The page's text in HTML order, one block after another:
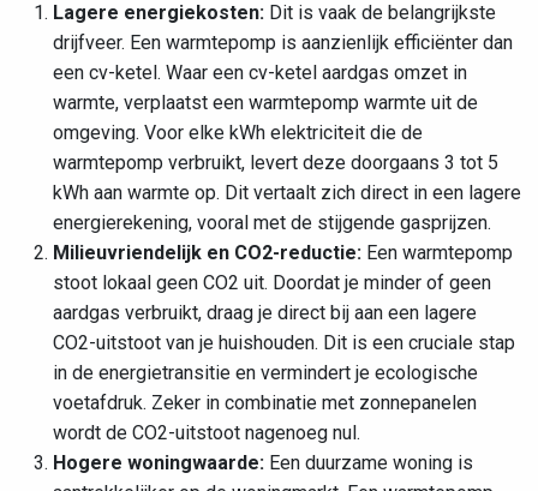
Lagere energiekosten: Dit is vaak de belangrijkste
drijfveer. Een warmtepomp is aanzienlijk efficiënter dan
een cv-ketel. Waar een cv-ketel aardgas omzet in
warmte, verplaatst een warmtepomp warmte uit de
omgeving. Voor elke kWh elektriciteit die de
warmtepomp verbruikt, levert deze doorgaans 3 tot 5
kWh aan warmte op. Dit vertaalt zich direct in een lagere
energierekening, vooral met de stijgende gasprijzen.
Milieuvriendelijk en CO2-reductie: Een warmtepomp
stoot lokaal geen CO2 uit. Doordat je minder of geen
aardgas verbruikt, draag je direct bij aan een lagere
CO2-uitstoot van je huishouden. Dit is een cruciale stap
in de energietransitie en vermindert je ecologische
voetafdruk. Zeker in combinatie met zonnepanelen
wordt de CO2-uitstoot nagenoeg nul.
Hogere woningwaarde: Een duurzame woning is